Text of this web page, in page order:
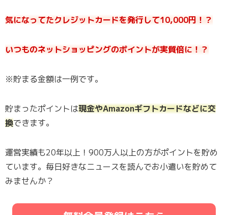
気になってたクレジットカードを発行して10,000円！？
いつものネットショッピングのポイントが実質倍に！？
※貯まる金額は一例です。
貯まったポイントは現金やAmazonギフトカードなどに交
換できます。
運営実績も20年以上！900万人以上の方がポイントを貯め
ています。毎日好きなニュースを読んでお小遣いを貯めて
みませんか？